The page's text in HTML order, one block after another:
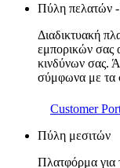
Πύλη πελατών
Διαδικτυακή
εμπορικών σας
κινδύνων σας.
σύμφωνα με τα
Customer
Πύλη μεσιτών
Πλατφόρμα για